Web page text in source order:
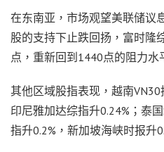
在东南亚，市场观望美联储议
股的支持下止跌回扬，富时隆
点，重新回到1440点的阻力水
其他区域股指表现，越南VN30
印尼雅加达综指升0.24%；泰
指升0.2%，新加坡海峡时报升